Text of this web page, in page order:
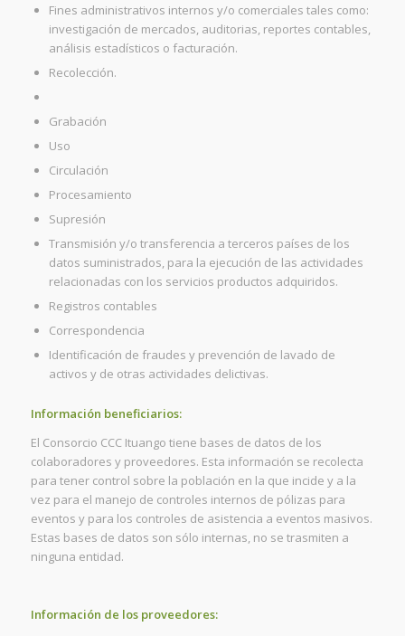
Fines administrativos internos y/o comerciales tales como:
investigación de mercados, auditorias, reportes contables,
análisis estadísticos o facturación.
Recolección.
Grabación
Uso
Circulación
Procesamiento
Supresión
Transmisión y/o transferencia a terceros países de los
datos suministrados, para la ejecución de las actividades
relacionadas con los servicios productos adquiridos.
Registros contables
Correspondencia
Identificación de fraudes y prevención de lavado de
activos y de otras actividades delictivas.
Información beneficiarios:
El Consorcio CCC Ituango tiene bases de datos de los
colaboradores y proveedores. Esta información se recolecta
para tener control sobre la población en la que incide y a la
vez para el manejo de controles internos de pólizas para
eventos y para los controles de asistencia a eventos masivos.
Estas bases de datos son sólo internas, no se trasmiten a
ninguna entidad.
Información de los proveedores: